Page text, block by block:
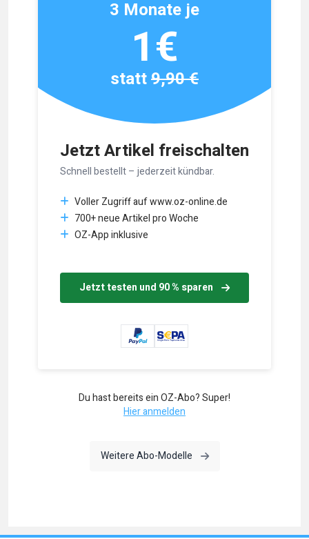
Jetzt Artikel freischalten
Schnell bestellt – jederzeit kündbar.
Voller Zugriff auf www.oz-online.de
700+ neue Artikel pro Woche
OZ-App inklusive
Jetzt testen und 90 % sparen
3 Monate je
1€
statt9,90 €
Du hast bereits ein OZ-Abo? Super!
Hier anmelden
Weitere Abo-Modelle